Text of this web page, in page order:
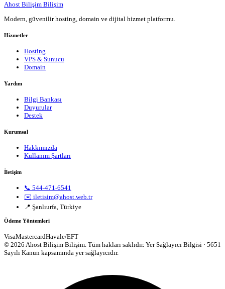
Ahost Bilişim Bilişim
Modern, güvenilir hosting, domain ve dijital hizmet platformu.
Hizmetler
Hosting
VPS & Sunucu
Domain
Yardım
Bilgi Bankası
Duyurular
Destek
Kurumsal
Hakkımızda
Kullanım Şartları
İletişim
📞 544-471-6541
✉️ iletisim@ahost.web.tr
📍 Şanlıurfa, Türkiye
Ödeme Yöntemleri
VisaMastercardHavale/EFT
© 2026 Ahost Bilişim Bilişim. Tüm hakları saklıdır. Yer Sağlayıcı Bilgisi · 5651
Sayılı Kanun kapsamında yer sağlayıcıdır.